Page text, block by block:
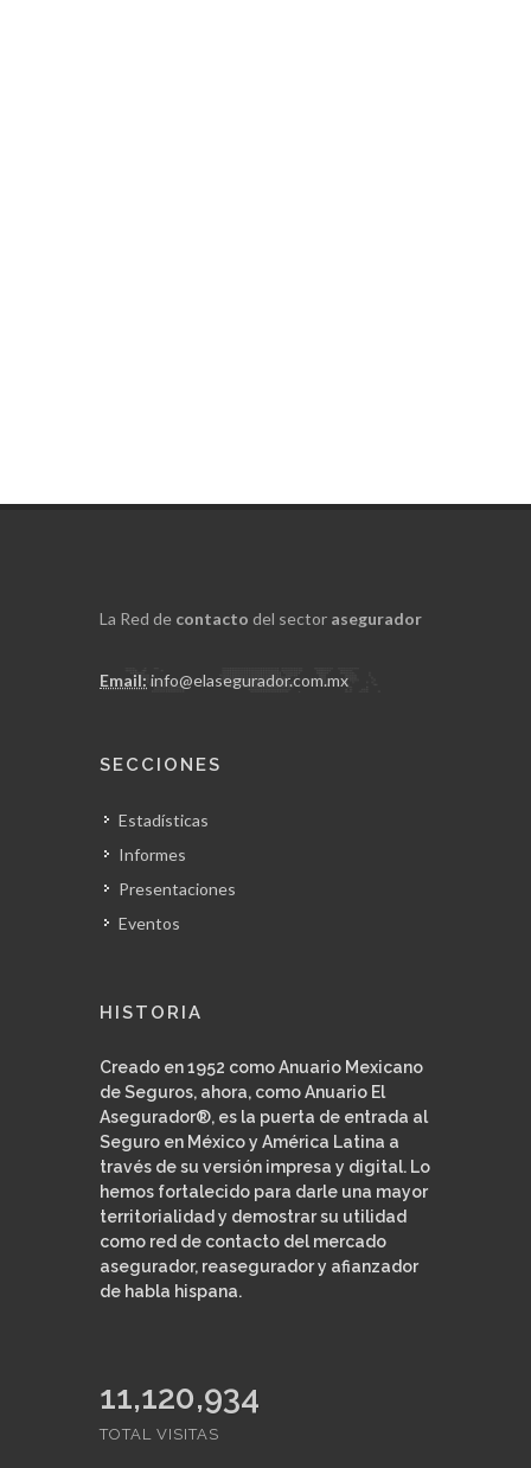
La Red de contacto del sector asegurador
Email: info@elasegurador.com.mx
SECCIONES
Estadísticas
Informes
Presentaciones
Eventos
HISTORIA
Creado en 1952 como Anuario Mexicano
de Seguros, ahora, como Anuario El
Asegurador®, es la puerta de entrada al
Seguro en México y América Latina a
través de su versión impresa y digital. Lo
hemos fortalecido para darle una mayor
territorialidad y demostrar su utilidad
como red de contacto del mercado
asegurador, reasegurador y afianzador
de habla hispana.
11,421,498
TOTAL VISITAS